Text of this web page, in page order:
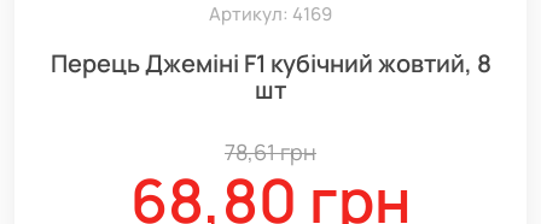
Артикул: 4169
Перець Джеміні F1 кубічний жовтий, 8
шт
78,61 грн
68,80 грн